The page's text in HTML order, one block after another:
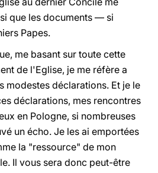
que les documents — si
Papes.
me basant sur toute cette
de l'Eglise, je me réfère a
modestes déclarations. Et je le
déclarations, mes rencontres
en Pologne, si nombreuses
un écho. Je les ai emportées
la "ressource" de mon
Il vous sera donc peut-être